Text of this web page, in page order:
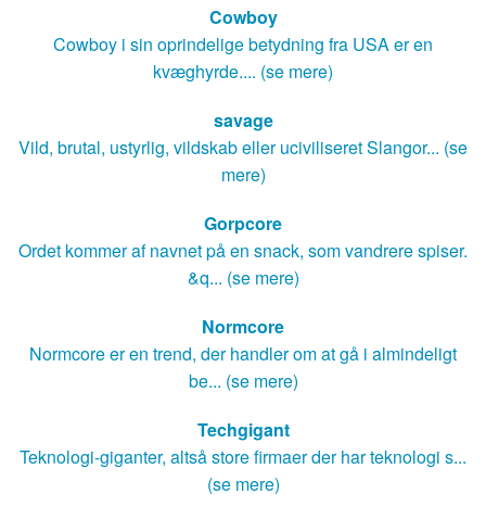
Cowboy
Cowboy i sin oprindelige betydning fra USA er en
kvæghyrde.... (se mere)
savage
Vild, brutal, ustyrlig, vildskab eller uciviliseret Slangor... (se
mere)
Gorpcore
Ordet kommer af navnet på en snack, som vandrere spiser.
&q... (se mere)
Normcore
Normcore er en trend, der handler om at gå i almindeligt
be... (se mere)
Techgigant
Teknologi-giganter, altså store firmaer der har teknologi s...
(se mere)